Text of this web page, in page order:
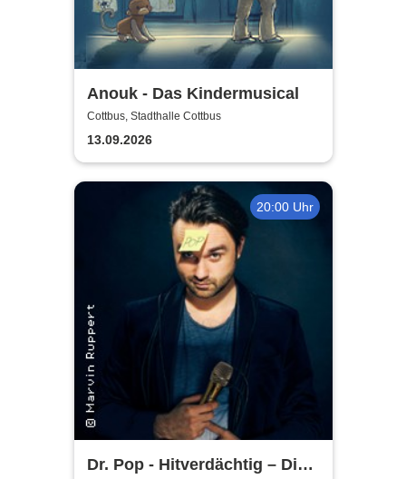
Anouk - Das Kindermusical
Cottbus, Stadthalle Cottbus
13.09.2026
20:00 Uhr
Dr. Pop - Hitverdächtig – Die